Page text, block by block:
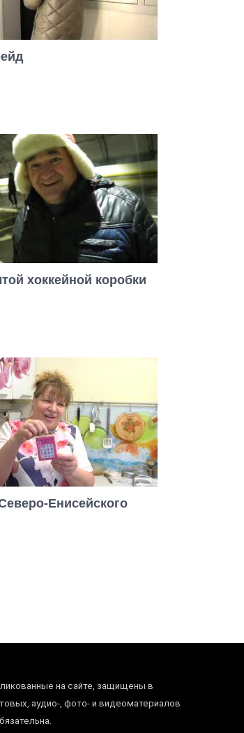
хоккейной коробки
Енисейского
на сайте, защищены в
аудио-, фото- и видеоматериалов